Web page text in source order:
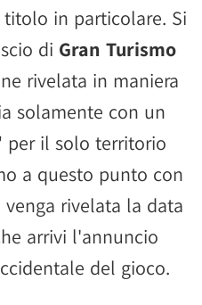
in particolare. Si
di Gran Turismo
rivelata in maniera
solamente con un
per il solo territorio
a questo punto con
rivelata la data
arrivi l'annuncio
del gioco.